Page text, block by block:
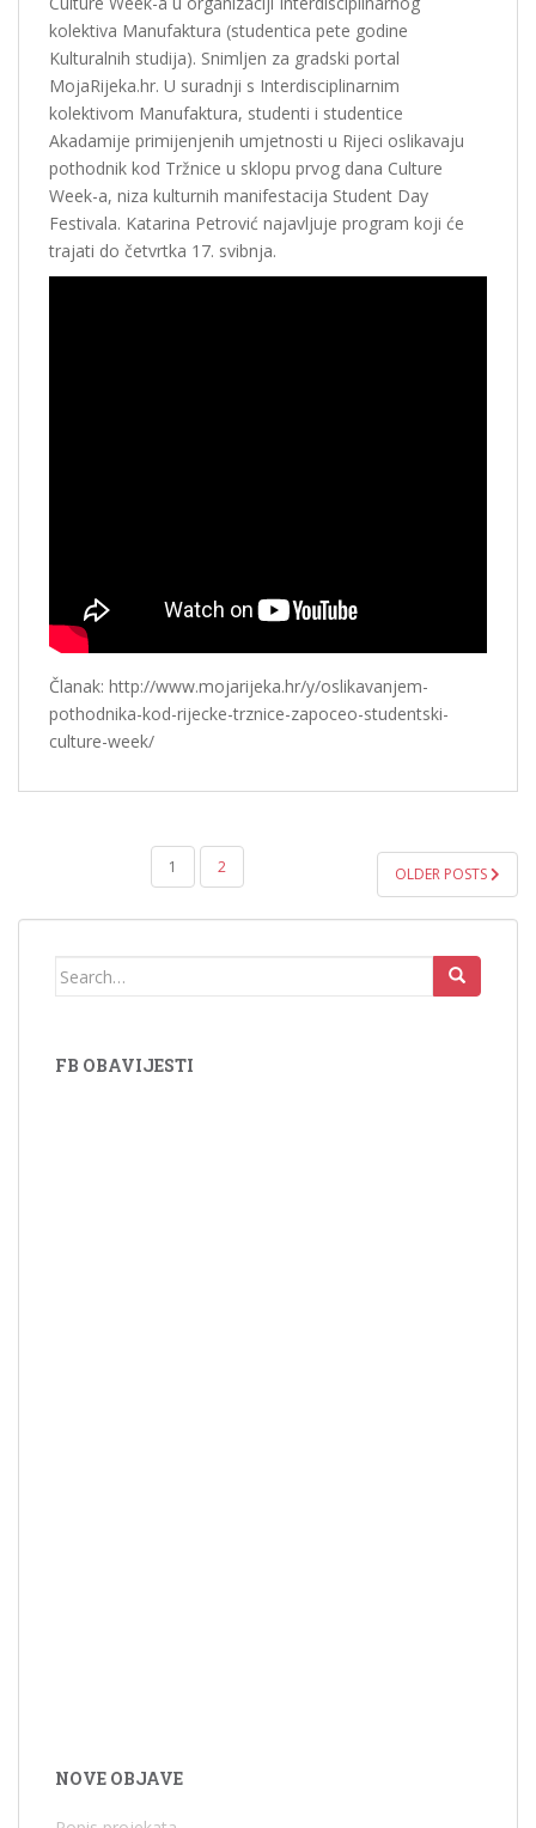
kolektiva Manufaktura (studentica pete godine
Kulturalnih studija). Snimljen za gradski portal
MojaRijeka.hr. U suradnji s Interdisciplinarnim
kolektivom Manufaktura, studenti i studentice
Akadamije primijenjenih umjetnosti u Rijeci oslikavaju
pothodnik kod Tržnice u sklopu prvog dana Culture
Week-a, niza kulturnih manifestacija Student Day
Festivala. Katarina Petrović najavljuje program koji će
trajati do četvrtka 17. svibnja.
Članak: http://www.mojarijeka.hr/y/oslikavanjem-
pothodnika-kod-rijecke-trznice-zapoceo-studentski-
culture-week/
NAVIGACIJA OBJAVA
1 2 OLDER POSTS
Search for:
FB OBAVIJESTI
NOVE OBJAVE